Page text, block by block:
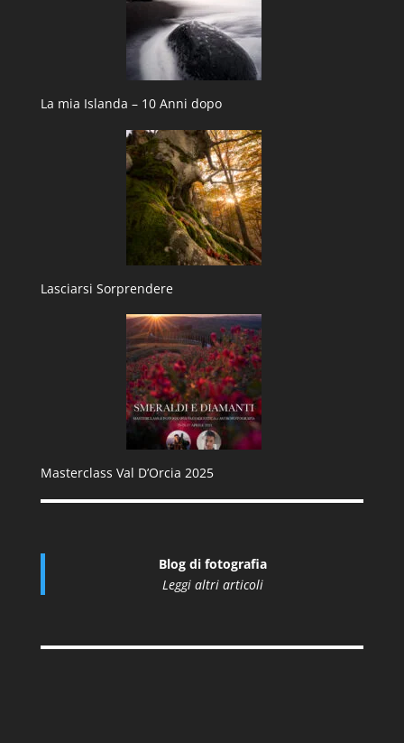
La mia Islanda – 10 Anni dopo
Lasciarsi Sorprendere
Masterclass Val D’Orcia 2025
Blog di fotografia
Leggi altri articoli